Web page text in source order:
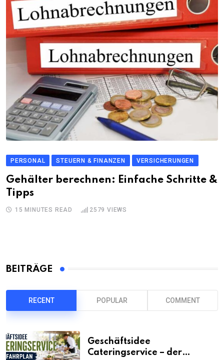
PERSONAL STEUERN & FINANZEN VERSICHERUNGEN
Gehälter berechnen: Einfache Schritte &
Tipps
15 MINUTES READ 2579 VIEWS
BEITRÄGE
RECENT POPULAR COMMENT
Geschäftsidee
Cateringservice – der